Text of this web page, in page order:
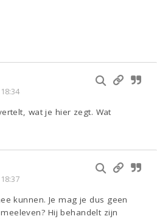
wat je hier zegt. Wat
kunnen. Je mag je dus geen
Hij behandelt zijn